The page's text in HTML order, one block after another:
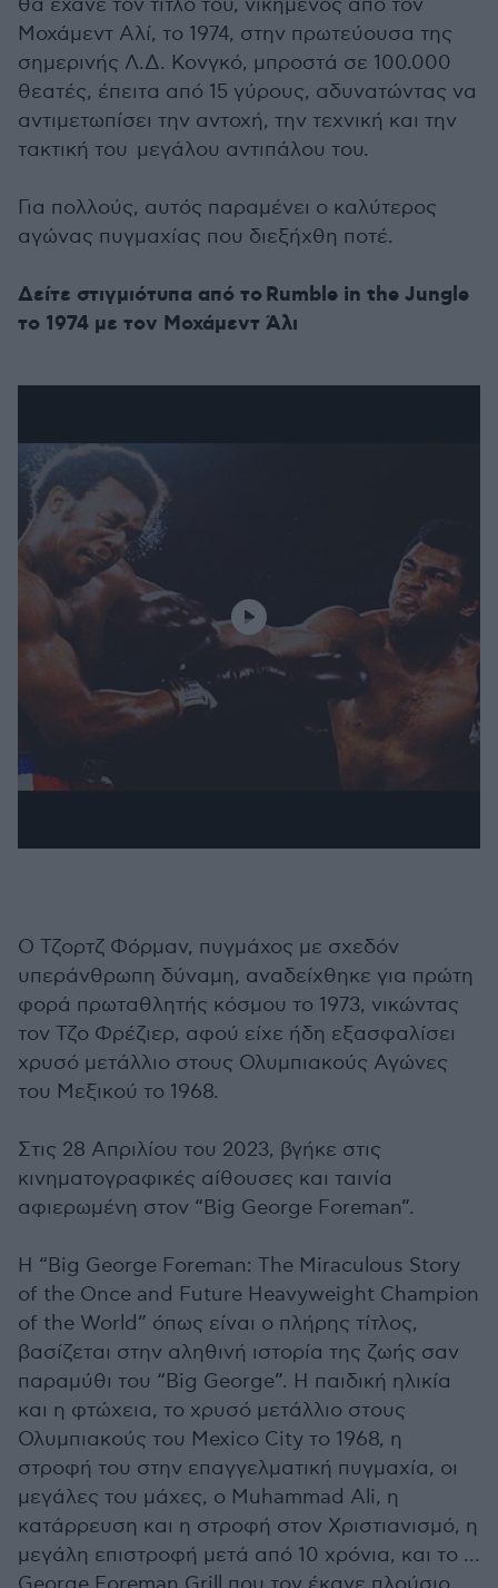
θα έχανε τον τίτλο του, νικημένος από τον
Μοχάμεντ Αλί, το 1974, στην πρωτεύουσα της
σημερινής Λ.Δ. Κονγκό, μπροστά σε 100.000
θεατές, έπειτα από 15 γύρους, αδυνατώντας να
αντιμετωπίσει την αντοχή, την τεχνική και την
τακτική του μεγάλου αντιπάλου του.
Για πολλούς, αυτός παραμένει ο καλύτερος
αγώνας πυγμαχίας που διεξήχθη ποτέ.
Δείτε στιγμιότυπα από το Rumble in the Jungle
το 1974 με τον Μοχάμεντ Άλι
Ο Τζορτζ Φόρμαν, πυγμάχος με σχεδόν
υπεράνθρωπη δύναμη, αναδείχθηκε για πρώτη
φορά πρωταθλητής κόσμου το 1973, νικώντας
τον Τζο Φρέζιερ, αφού είχε ήδη εξασφαλίσει
χρυσό μετάλλιο στους Ολυμπιακούς Αγώνες
του Μεξικού το 1968.
Στις 28 Απριλίου του 2023, βγήκε στις
κινηματογραφικές αίθουσες και ταινία
αφιερωμένη στον “Big George Foreman”.
Η “Big George Foreman: The Miraculous Story
of the Once and Future Heavyweight Champion
of the World” όπως είναι ο πλήρης τίτλος,
βασίζεται στην αληθινή ιστορία της ζωής σαν
παραμύθι του “Big George”. Η παιδική ηλικία
και η φτώχεια, το χρυσό μετάλλιο στους
Ολυμπιακούς του Mexico City το 1968, η
στροφή του στην επαγγελματική πυγμαχία, οι
μεγάλες του μάχες, ο Muhammad Ali, η
κατάρρευση και η στροφή στον Χριστιανισμό, η
μεγάλη επιστροφή μετά από 10 χρόνια, και το …